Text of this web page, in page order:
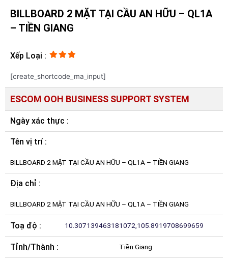
BILLBOARD 2 MẶT TẠI CẦU AN HỮU – QL1A
– TIỀN GIANG
Xếp Loại :
[create_shortcode_ma_input]
ESCOM OOH BUSINESS SUPPORT SYSTEM
Ngày xác thực :
Tên vị trí :
BILLBOARD 2 MẶT TẠI CẦU AN HỮU – QL1A – TIỀN GIANG
Địa chỉ :
BILLBOARD 2 MẶT TẠI CẦU AN HỮU – QL1A – TIỀN GIANG
Toạ độ : 10.307139463181072,105.8919708699659
Tỉnh/Thành : Tiền Giang